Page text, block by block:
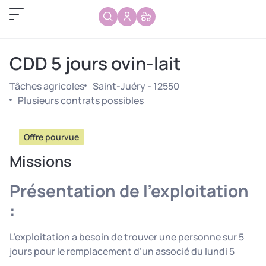
CDD 5 jours ovin-lait
Tâches agricoles
Saint-Juéry - 12550
Plusieurs contrats possibles
Offre pourvue
Missions
Présentation de l’exploitation
:
L’exploitation a besoin de trouver une personne sur 5
jours pour le remplacement d’un associé du lundi 5